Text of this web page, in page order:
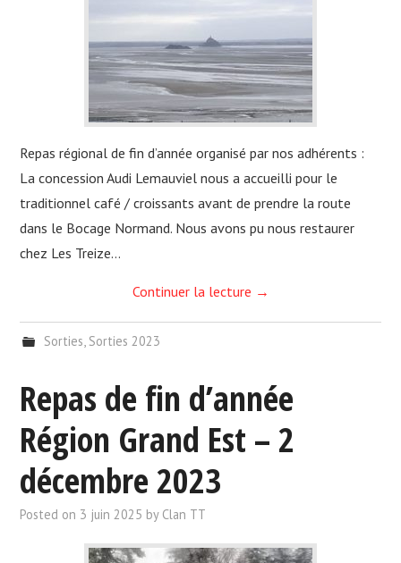
Repas régional de fin d’année organisé par nos adhérents :
La concession Audi Lemauviel nous a accueilli pour le
traditionnel café / croissants avant de prendre la route
dans le Bocage Normand. Nous avons pu nous restaurer
chez Les Treize…
Continuer la lecture →
Sorties, Sorties 2023
Repas de fin d’année
Région Grand Est – 2
décembre 2023
Posted on 3 juin 2025 by Clan TT